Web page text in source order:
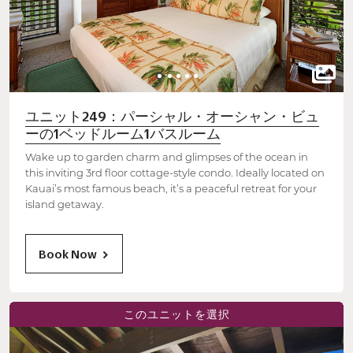
ユニット249：パーシャル・オーシャン・ビュ
ーの1ベッドルーム1バスルーム
Wake up to garden charm and glimpses of the ocean in
this inviting 3rd floor cottage-style condo. Ideally located on
Kauai’s most famous beach, it’s a peaceful retreat for your
island getaway.
Book Now
このユニットを選択